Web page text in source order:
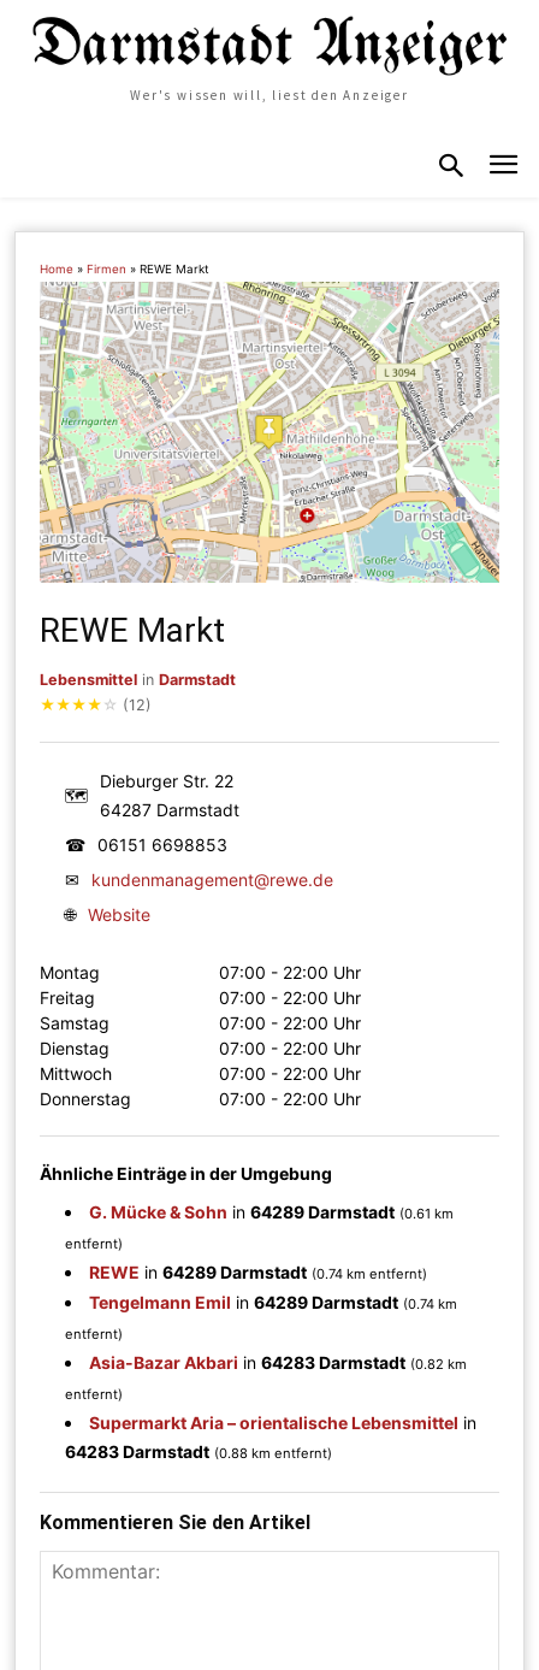
Wer's wissen will, liest den Anzeiger
Home »Firmen »REWE Markt
REWE Markt
Lebensmittel inDarmstadt
★★★★ ☆ (12)
🗺
Dieburger Str. 22
64287 Darmstadt
☎
06151 6698853
✉
kundenmanagement@rewe.de
🌐 Website
Montag
07:00 - 22:00 Uhr
Freitag
07:00 - 22:00 Uhr
Samstag
07:00 - 22:00 Uhr
Dienstag
07:00 - 22:00 Uhr
Mittwoch
07:00 - 22:00 Uhr
Donnerstag
07:00 - 22:00 Uhr
Ähnliche Einträge in der Umgebung
G. Mücke & Sohn in64289 Darmstadt (0.61 km
entfernt)
REWE in64289 Darmstadt (0.74 km entfernt)
Tengelmann Emil in64289 Darmstadt (0.74 km
entfernt)
Asia-Bazar Akbari in64283 Darmstadt (0.82 km
entfernt)
Supermarkt Aria – orientalische Lebensmittel in
64283 Darmstadt (0.88 km entfernt)
Kommentieren Sie den Artikel